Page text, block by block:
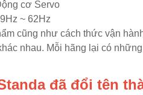
cơ Servo
~ 62Hz
cũng như cách thức vận
nhau. Mỗi hãng lại có
đã đổi tên